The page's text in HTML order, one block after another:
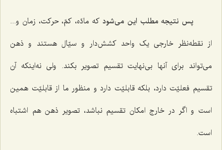
پس نتیجه مطلب این می‌شود که مادّه، کمّ، حرکت، زمان و...
از نقطه‌نظر خارجی یک واحد کشش‌دار و سیّال هستند و ذهن
می‌تواند برای آنها بی‌نهایت تقسیم تصویر بکند. ولی نه‌اینکه آن
تقسیم فعلیّت دارد، بلکه قابلیّت دارد و منظور ما از قابلیّت همین
است و اگر در خارج امکان تقسیم نباشد، تصویر ذهن هم اشتباه
است.